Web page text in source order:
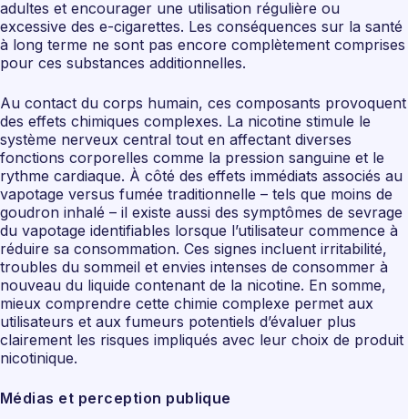
adultes et encourager une utilisation régulière ou
excessive des e-cigarettes. Les conséquences sur la santé
à long terme ne sont pas encore complètement comprises
pour ces substances additionnelles.
Au contact du corps humain, ces composants provoquent
des effets chimiques complexes. La nicotine stimule le
système nerveux central tout en affectant diverses
fonctions corporelles comme la pression sanguine et le
rythme cardiaque. À côté des effets immédiats associés au
vapotage versus fumée traditionnelle – tels que moins de
goudron inhalé – il existe aussi des symptômes de sevrage
du vapotage identifiables lorsque l’utilisateur commence à
réduire sa consommation. Ces signes incluent irritabilité,
troubles du sommeil et envies intenses de consommer à
nouveau du liquide contenant de la nicotine. En somme,
mieux comprendre cette chimie complexe permet aux
utilisateurs et aux fumeurs potentiels d’évaluer plus
clairement les risques impliqués avec leur choix de produit
nicotinique.
Médias et perception publique